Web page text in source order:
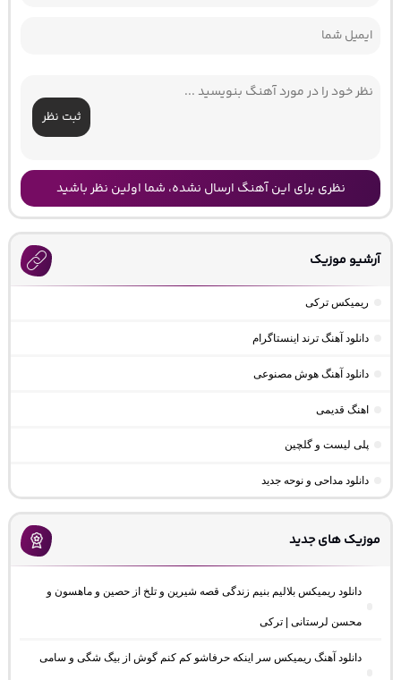
ثبت نظر
نظری برای این آهنگ ارسال نشده، شما اولین نظر باشید
آرشیو موزیک
ریمیکس ترکی
دانلود آهنگ ترند اینستاگرام
دانلود آهنگ هوش مصنوعی
اهنگ قدیمی
پلی لیست و گلچین
دانلود مداحی و نوحه جدید
موزیک های جدید
دانلود ریمیکس بلالیم بنیم زندگی قصه شیرین و تلخ از حصین و ماهسون و
محسن لرستانی | ترکی
دانلود آهنگ ریمیکس سر اینکه حرفاشو کم کنم گوش از بیگ شگی و سامی